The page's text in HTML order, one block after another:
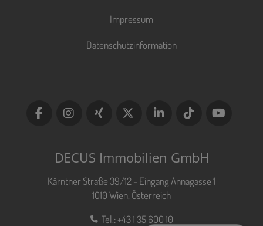
Impressum
Datenschutzinformation
DECUS Immobilien GmbH
Kärntner Straße 39/12 - Eingang Annagasse 1
1010 Wien, Österreich
Tel.:+43 1 35 600 10